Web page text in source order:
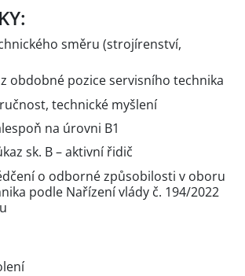
směru (strojírenství,
obdobné pozice servisního technika
technické myšlení
na úrovni B1
sk. B – aktivní řidič
o odborné způsobilosti v oboru
podle Nařízení vlády č. 194/2022